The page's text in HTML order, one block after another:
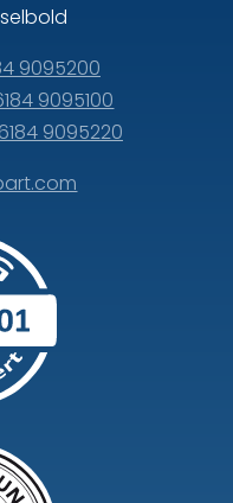
9095200
9095100
9095220